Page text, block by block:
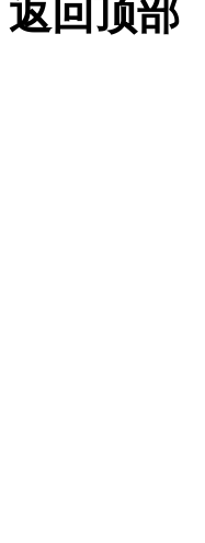
返回顶部